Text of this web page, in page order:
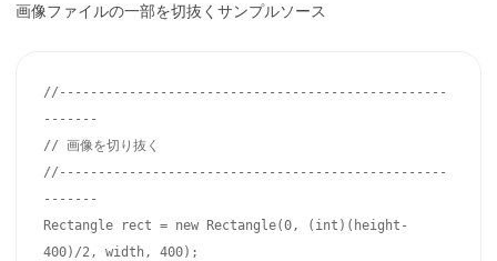
画像ファイルの一部を切抜くサンプルソース
//--------------------------------------------------
-------
// 画像を切り抜く
//--------------------------------------------------
-------
Rectangle rect = new Rectangle(0, (int)(height-
400)/2, width, 400);